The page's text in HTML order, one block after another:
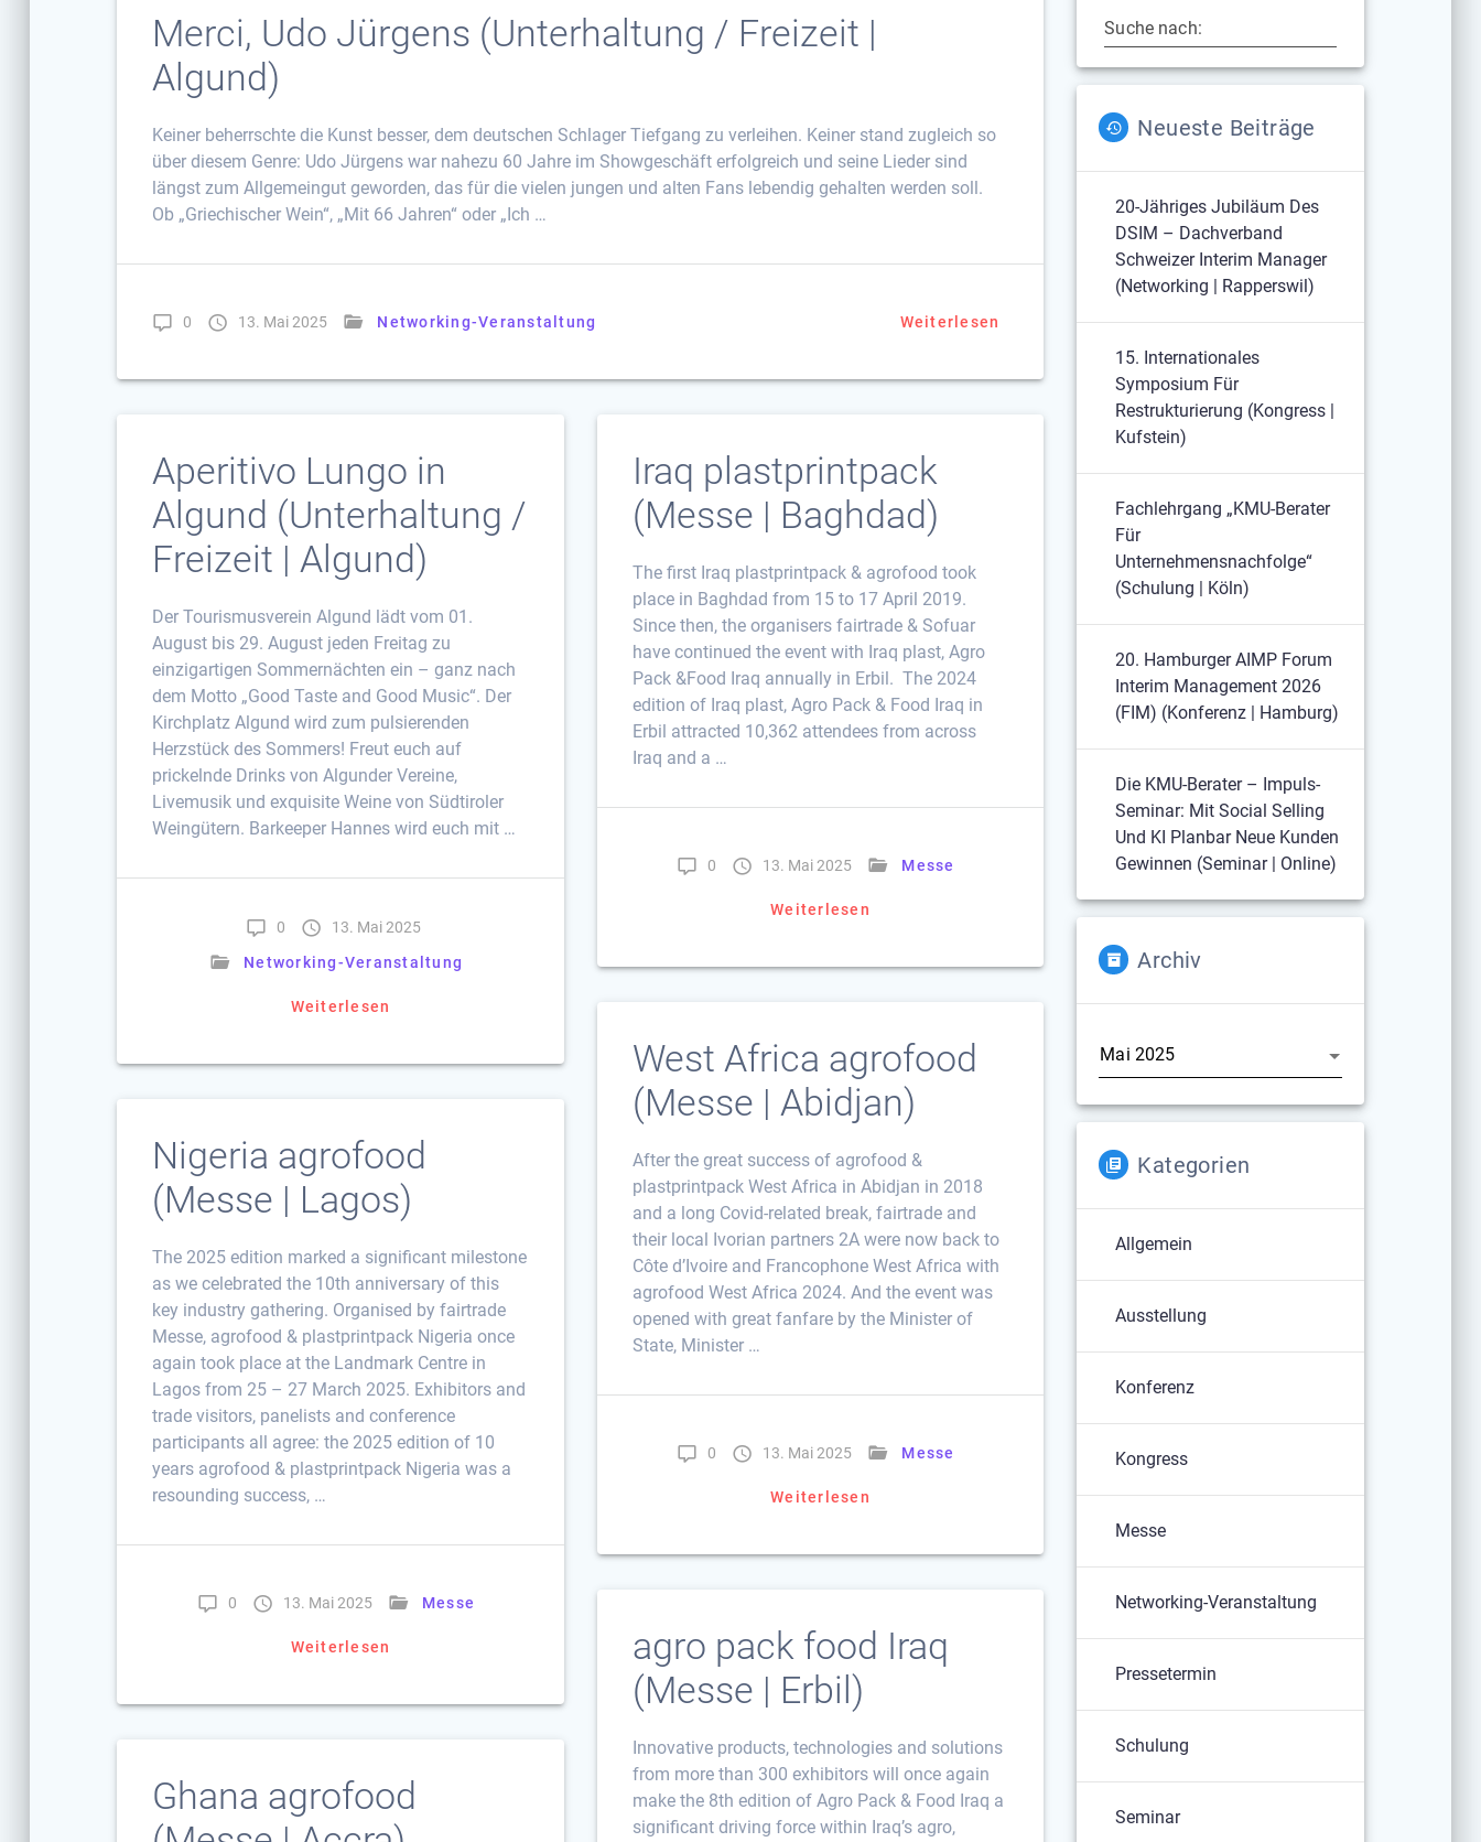
Merci, Udo Jürgens (Unterhaltung / Freizeit |
Algund)
Keiner beherrschte die Kunst besser, dem deutschen Schlager Tiefgang zu verleihen. Keiner stand zugleich so
über diesem Genre: Udo Jürgens war nahezu 60 Jahre im Showgeschäft erfolgreich und seine Lieder sind
längst zum Allgemeingut geworden, das für die vielen jungen und alten Fans lebendig gehalten werden soll.
Ob „Griechischer Wein“, „Mit 66 Jahren“ oder „Ich …
0 13. Mai 2025 Networking-Veranstaltung Weiterlesen
Aperitivo Lungo in
Algund (Unterhaltung /
Freizeit | Algund)
Der Tourismusverein Algund lädt vom 01.
August bis 29. August jeden Freitag zu
einzigartigen Sommernächten ein – ganz nach
dem Motto „Good Taste and Good Music“. Der
Kirchplatz Algund wird zum pulsierenden
Herzstück des Sommers! Freut euch auf
prickelnde Drinks von Algunder Vereine,
Livemusik und exquisite Weine von Südtiroler
Weingütern. Barkeeper Hannes wird euch mit …
0
13. Mai 2025
Networking-Veranstaltung
Weiterlesen
Iraq plastprintpack
(Messe | Baghdad)
The first Iraq plastprintpack & agrofood took
place in Baghdad from 15 to 17 April 2019.
Since then, the organisers fairtrade & Sofuar
have continued the event with Iraq plast, Agro
Pack &Food Iraq annually in Erbil. The 2024
edition of Iraq plast, Agro Pack & Food Iraq in
Erbil attracted 10,362 attendees from across
Iraq and a …
0 13. Mai 2025 Messe
Weiterlesen
West Africa agrofood
(Messe | Abidjan)
After the great success of agrofood &
plastprintpack West Africa in Abidjan in 2018
and a long Covid-related break, fairtrade and
their local Ivorian partners 2A were now back to
Côte d’Ivoire and Francophone West Africa with
agrofood West Africa 2024. And the event was
opened with great fanfare by the Minister of
State, Minister …
0 13. Mai 2025 Messe
Weiterlesen
Nigeria agrofood
(Messe | Lagos)
The 2025 edition marked a significant milestone
as we celebrated the 10th anniversary of this
key industry gathering. Organised by fairtrade
Messe, agrofood & plastprintpack Nigeria once
again took place at the Landmark Centre in
Lagos from 25 – 27 March 2025. Exhibitors and
trade visitors, panelists and conference
participants all agree: the 2025 edition of 10
years agrofood & plastprintpack Nigeria was a
resounding success, …
0 13. Mai 2025 Messe
Weiterlesen
agro pack food Iraq
(Messe | Erbil)
Innovative products, technologies and solutions
from more than 300 exhibitors will once again
make the 8th edition of Agro Pack & Food Iraq a
significant driving force within Iraq’s agro,
Ghana agrofood
Suche nach:
Neueste Beiträge
20-Jähriges Jubiläum Des
DSIM – Dachverband
Schweizer Interim Manager
(Networking | Rapperswil)
15. Internationales
Symposium Für
Restrukturierung (Kongress |
Kufstein)
Fachlehrgang „KMU-Berater
Für
Unternehmensnachfolge“
(Schulung | Köln)
20. Hamburger AIMP Forum
Interim Management 2026
(FIM) (Konferenz | Hamburg)
Die KMU-Berater – Impuls-
Seminar: Mit Social Selling
Und KI Planbar Neue Kunden
Gewinnen (Seminar | Online)
Archiv
Kategorien
Allgemein
Ausstellung
Konferenz
Kongress
Messe
Networking-Veranstaltung
Pressetermin
Schulung
Seminar